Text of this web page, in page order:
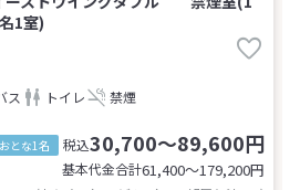
1室)
ス トイレ 禁煙
おとな1名 税込30,700～89,600円
基本代金合計61,400〜179,200円